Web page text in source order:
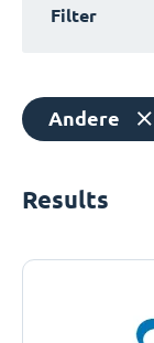
Filter
Andere
Results